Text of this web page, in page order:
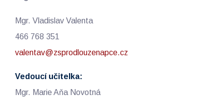
Mgr. Vladislav Valenta
466 768 351
valentav@zsprodlouzenapce.cz
Vedoucí učitelka:
Mgr. Marie Aňa Novotná